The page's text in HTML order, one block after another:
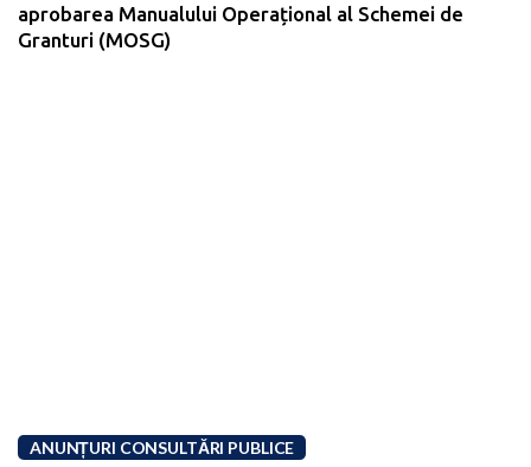
aprobarea Manualului Operațional al Schemei de
Granturi (MOSG)
ANUNȚURI CONSULTĂRI PUBLICE